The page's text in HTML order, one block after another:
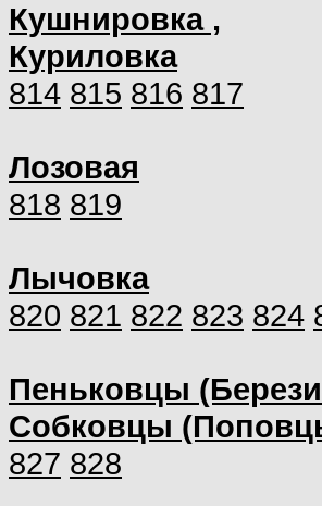
Кушнировка ,
Куриловка
814 815 816 817
Лозовая
818 819
Лычовка
820 821 822 823 824
Пеньковцы
Собковцы
827 828